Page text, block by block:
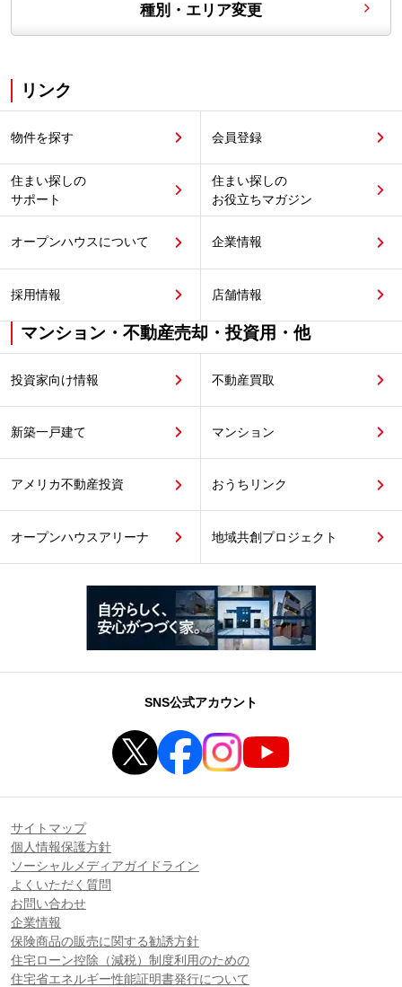
種別・エリア変更
リンク
物件を探す 会員登録
住まい探しの
サポート
住まい探しの
お役立ちマガジン
オープンハウスについて 企業情報
採用情報 店舗情報
マンション・不動産売却・投資用・他
投資家向け情報 不動産買取
新築一戸建て マンション
アメリカ不動産投資 おうちリンク
オープンハウスアリーナ 地域共創プロジェクト
SNS公式アカウント
サイトマップ
個人情報保護方針
ソーシャルメディアガイドライン
よくいただく質問
お問い合わせ
企業情報
保険商品の販売に関する勧誘方針
住宅ローン控除（減税）制度利用のための
住宅省エネルギー性能証明書発行について